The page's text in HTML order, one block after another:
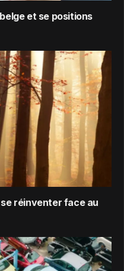
et se positions
réinventer face au